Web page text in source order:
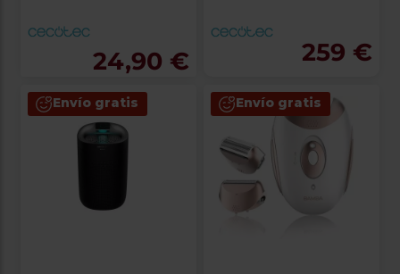
24,90 € 259 €
Envío gratis Envío gratis